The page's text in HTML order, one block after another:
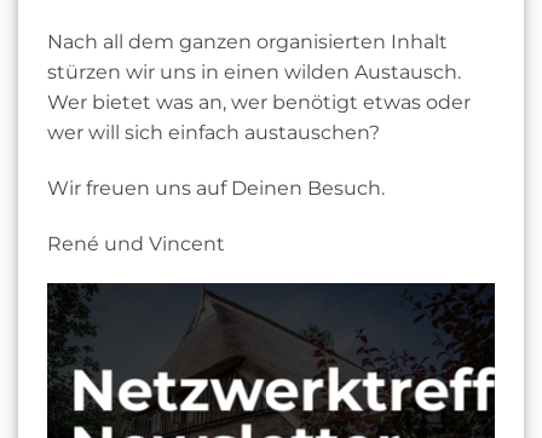
Nach all dem ganzen organisierten Inhalt
stürzen wir uns in einen wilden Austausch.
Wer bietet was an, wer benötigt etwas oder
wer will sich einfach austauschen?
Wir freuen uns auf Deinen Besuch.
René und Vincent